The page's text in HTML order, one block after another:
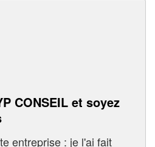
CONSEIL et soyez
entreprise : je l'ai fait